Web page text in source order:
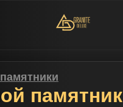
памятник